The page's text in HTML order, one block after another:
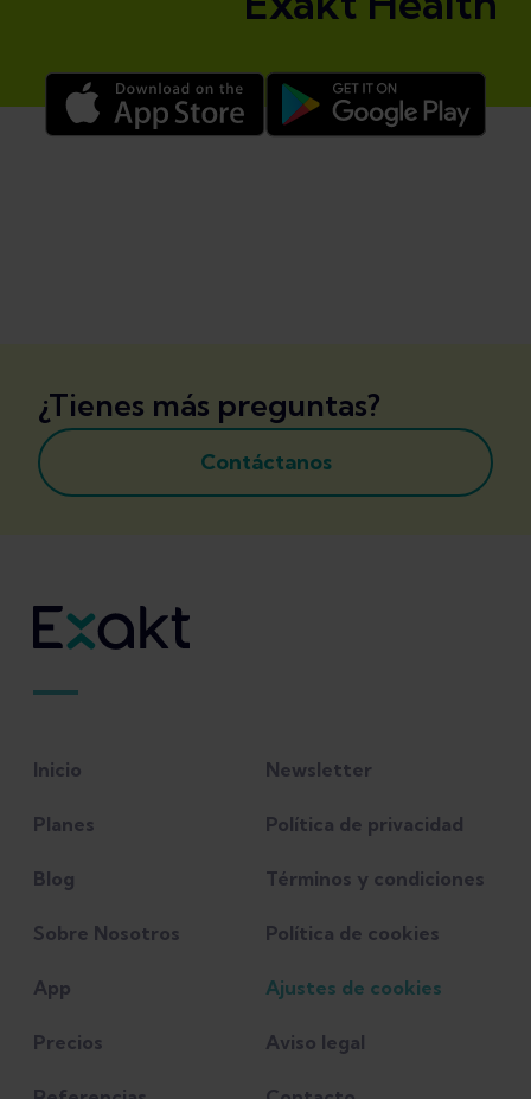
¿Tienes más preguntas?
Contáctanos
Inicio
Planes
Blog
Sobre Nosotros
App
Precios
Newsletter
Política de privacidad
Términos y condiciones
Política de cookies
Ajustes de cookies
Aviso legal